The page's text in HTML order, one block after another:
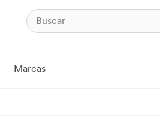
Marcas